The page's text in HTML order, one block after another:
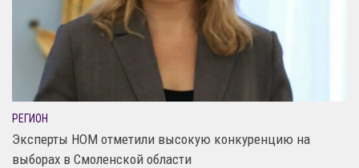
РЕГИОН
Эксперты НОМ отметили высокую конкуренцию на
выборах в Смоленской области